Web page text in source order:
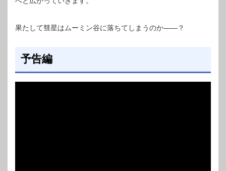
果たして彗星はムーミン谷に落ちてしまうのか——？
予告編